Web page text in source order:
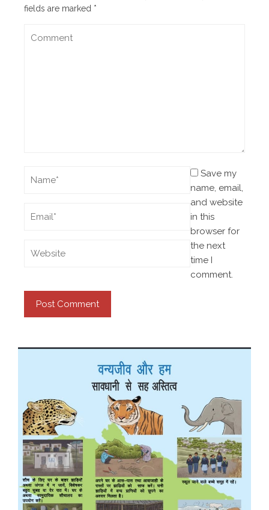
fields are marked *
Save my
name, email,
and website
in this
browser for
the next
time I
comment.